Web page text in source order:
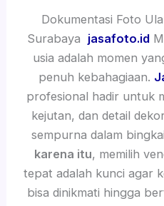
Dokumentasi Foto
Surabaya jasafoto.id
usia adalah momen
penuh kebahagiaan.
profesional hadir untuk
kejutan, dan detail
sempurna dalam
karena itu, memilih
tepat adalah kunci agar
bisa dinikmati hingga